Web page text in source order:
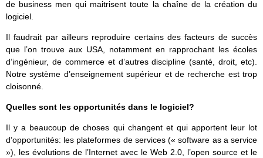
de business men qui maitrisent toute la chaîne de la création du
logiciel.
Il faudrait par ailleurs reproduire certains des facteurs de succès
que l’on trouve aux USA, notamment en rapprochant les écoles
d’ingénieur, de commerce et d’autres discipline (santé, droit, etc).
Notre système d’enseignement supérieur et de recherche est trop
cloisonné.
Quelles sont les opportunités dans le logiciel?
Il y a beaucoup de choses qui changent et qui apportent leur lot
d’opportunités: les plateformes de services (« software as a service
»), les évolutions de l’Internet avec le Web 2.0, l’open source et le